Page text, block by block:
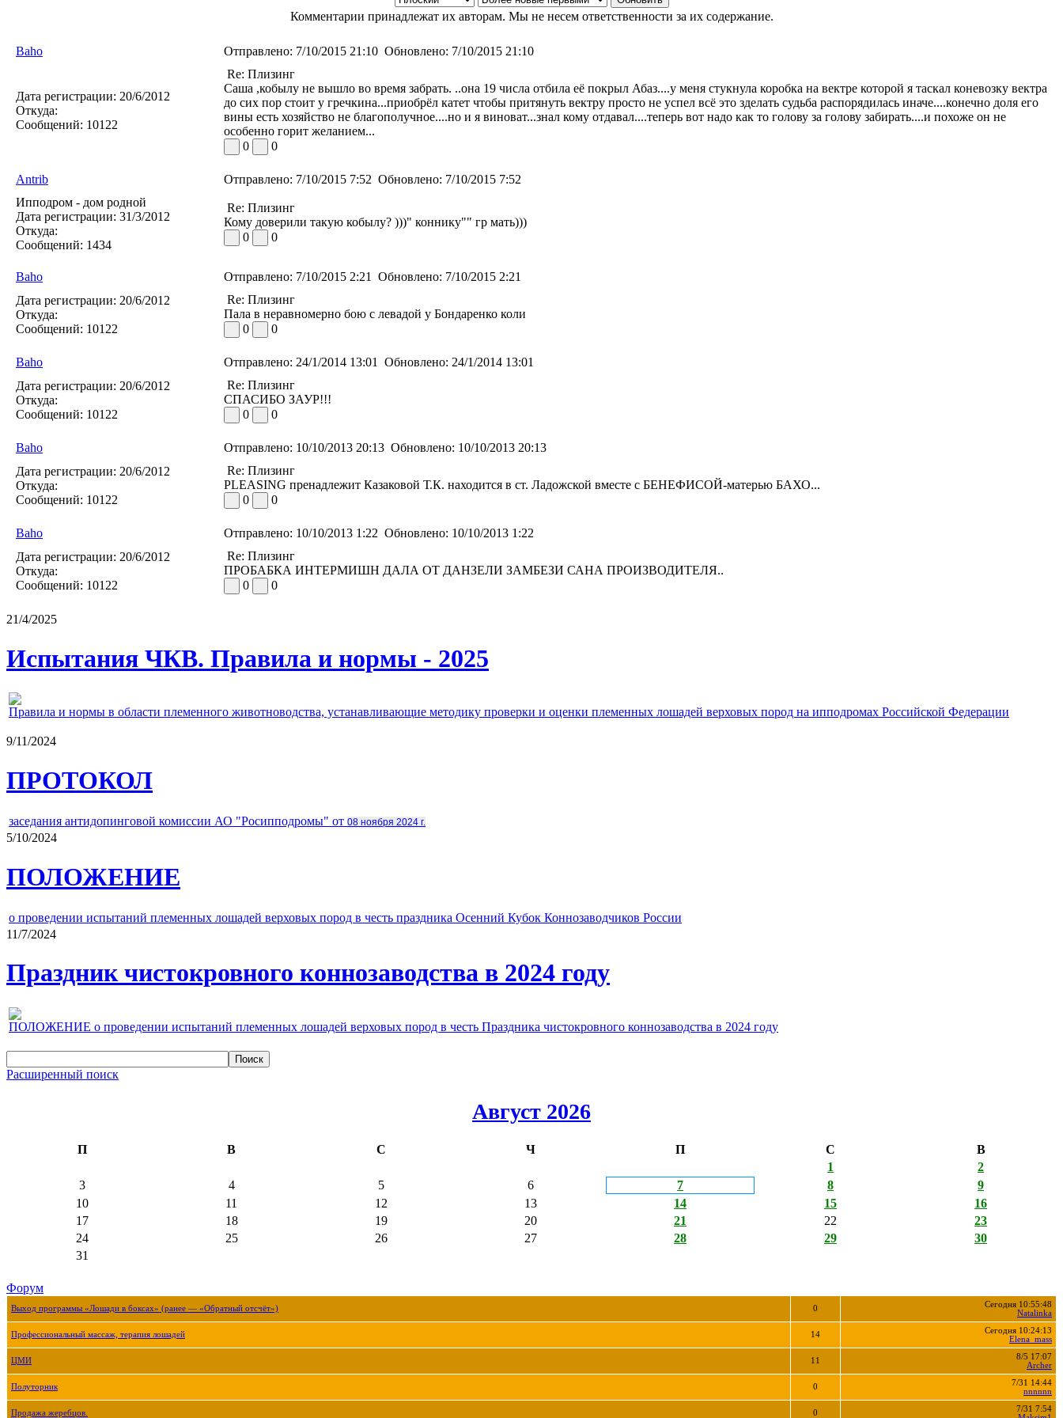
Комментарии принадлежат их авторам. Мы не несем ответственности за их содержание.
Baho Отправлено: 7/10/2015 21:10 Обновлено: 7/10/2015 21:10
Дата регистрации: 20/6/2012
Откуда:
Сообщений: 10122
Re: Плизинг
Саша ,кобылу не вышло во время забрать. ..она 19 числа отбила её покрыл Абаз....у меня стукнула коробка на вектре которой я таскал коневозку вектра
до сих пор стоит у гречкина...приобрёл катет чтобы притянуть вектру просто не успел всё это зделать судьба распорядилась иначе....конечно доля его
вины есть хозяйство не благополучное....но и я виноват...знал кому отдавал....теперь вот надо как то голову за голову забирать....и похоже он не
особенно горит желанием...
0
0
Antrib Отправлено: 7/10/2015 7:52 Обновлено: 7/10/2015 7:52
Ипподром - дом родной
Дата регистрации: 31/3/2012
Откуда:
Сообщений: 1434
Re: Плизинг
Кому доверили такую кобылу? )))" коннику"" гр мать)))
0
0
Baho Отправлено: 7/10/2015 2:21 Обновлено: 7/10/2015 2:21
Дата регистрации: 20/6/2012
Откуда:
Сообщений: 10122
Re: Плизинг
Пала в неравномерно бою с левадой у Бондаренко коли
0
0
Baho Отправлено: 24/1/2014 13:01 Обновлено: 24/1/2014 13:01
Дата регистрации: 20/6/2012
Откуда:
Сообщений: 10122
Re: Плизинг
СПАСИБО ЗАУР!!!
0
0
Baho Отправлено: 10/10/2013 20:13 Обновлено: 10/10/2013 20:13
Дата регистрации: 20/6/2012
Откуда:
Сообщений: 10122
Re: Плизинг
PLEASING пренадлежит Казаковой Т.К. находится в ст. Ладожской вместе с БЕНЕФИСОЙ-матерью БАХО...
0
0
Baho Отправлено: 10/10/2013 1:22 Обновлено: 10/10/2013 1:22
Дата регистрации: 20/6/2012
Откуда:
Сообщений: 10122
Re: Плизинг
ПРОБАБКА ИНТЕРМИШН ДАЛА ОТ ДАНЗЕЛИ ЗАМБЕЗИ САНА ПРОИЗВОДИТЕЛЯ..
0
0
21/4/2025
Испытания ЧКВ. Правила и нормы - 2025
Правила и нормы в области племенного животноводства, устанавливающие методику проверки и оценки племенных лошадей верховых пород на ипподромах Российской Федерации
9/11/2024
ПРОТОКОЛ
заседания антидопинговой комиссии АО "Росипподромы" от 08 ноября 2024 г.
5/10/2024
ПОЛОЖЕНИЕ
о проведении испытаний племенных лошадей верховых пород в честь праздника Осенний Кубок Коннозаводчиков России
11/7/2024
Праздник чистокровного коннозаводства в 2024 году
ПОЛОЖЕНИЕ о проведении испытаний племенных лошадей верховых пород в честь Праздника чистокровного коннозаводства в 2024 году
Расширенный поиск
Август 2026
П В С Ч П С
В
1
2
3
4 5 6 7 8
9
10
11 12 13 14 15
16
17
18 19 20 21 22
23
24
25 26 27 28 29
30
31
Форум
Выход программы «Лошади в боксах» (ранее — «Обратный отсчёт») 0
Сегодня 10:55:48
Natalinka
Профессиональный массаж, терапия лошадей 14
Сегодня 10:24:13
Elena_mass
ЦМИ 11
8/5 17:07
Archer
Полуторник 0
7/31 14:44
nnnnnn
Продажа жеребцов. 0
7/31 7:54